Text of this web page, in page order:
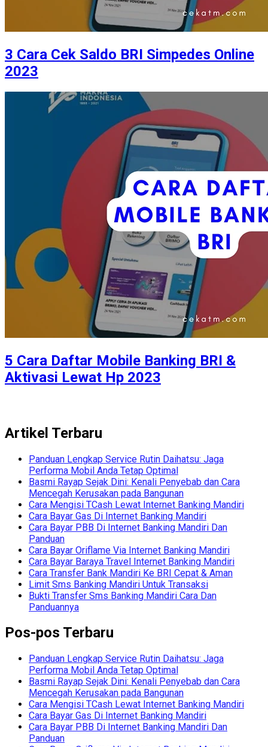
3 Cara Cek Saldo BRI Simpedes Online
2023
5 Cara Daftar Mobile Banking BRI &
Aktivasi Lewat Hp 2023
Artikel Terbaru
Panduan Lengkap Service Rutin Daihatsu: Jaga
Performa Mobil Anda Tetap Optimal
Basmi Rayap Sejak Dini: Kenali Penyebab dan Cara
Mencegah Kerusakan pada Bangunan
Cara Mengisi TCash Lewat Internet Banking Mandiri
Cara Bayar Gas Di Internet Banking Mandiri
Cara Bayar PBB Di Internet Banking Mandiri Dan
Panduan
Cara Bayar Oriflame Via Internet Banking Mandiri
Cara Bayar Baraya Travel Internet Banking Mandiri
Cara Transfer Bank Mandiri Ke BRI Cepat & Aman
Limit Sms Banking Mandiri Untuk Transaksi
Bukti Transfer Sms Banking Mandiri Cara Dan
Panduannya
Pos-pos Terbaru
Panduan Lengkap Service Rutin Daihatsu: Jaga
Performa Mobil Anda Tetap Optimal
Basmi Rayap Sejak Dini: Kenali Penyebab dan Cara
Mencegah Kerusakan pada Bangunan
Cara Mengisi TCash Lewat Internet Banking Mandiri
Cara Bayar Gas Di Internet Banking Mandiri
Cara Bayar PBB Di Internet Banking Mandiri Dan
Panduan